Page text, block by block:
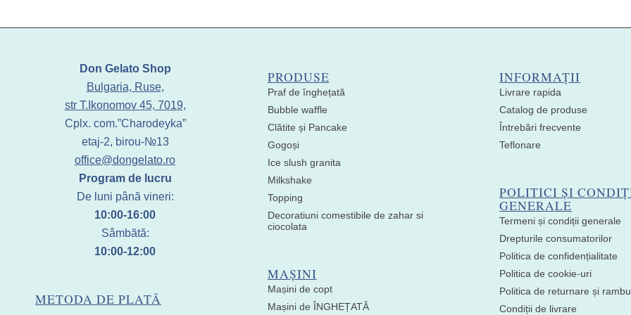
Don Gelato Shop
Bulgaria, Ruse,
str T.Ikonomov 45, 7019,
Cplx. com.”Charodeyka”
etaj-2, birou-№13
office@dongelato.ro
Program de lucru
De luni până vineri:
10:00-16:00
Sâmbătă:
10:00-12:00
METODA DE PLATĂ
PRODUSE
Praf de înghețată
Bubble waffle
Clătite și Pancake
Gogoși
Ice slush granita
Milkshake
Topping
Decoratiuni comestibile de zahar si
ciocolata
MAȘINI
Mașini de copt
Mașini de ÎNGHEȚATĂ
INFORMAȚII
Livrare rapida
Catalog de produse
Întrebări frecvente
Teflonare
POLITICI ȘI
GENERALE
Termeni și condiții generale
Drepturile consumatorilor
Politica de confidențialitate
Politica de cookie-uri
Politica de returnare și
Condiții de livrare